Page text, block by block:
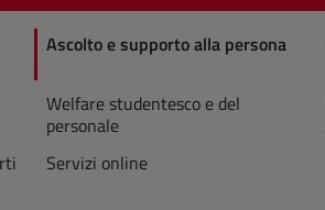
Ascolto e supporto alla persona
Welfare studentesco e del
personale
Servizi online